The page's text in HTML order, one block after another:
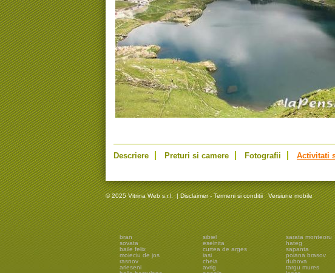
Descriere Preturi si camere Fotografii Activitati
© 2025 Vitrina Web s.r.l. |Disclaimer - Termeni si conditii Versiune mobile
bran
sovata
baile felix
moieciu de jos
rasnov
arieseni
sibiel
eselnita
curtea de arges
iasi
cheia
avrig
sarata monteoru
hateg
sapanta
poiana brasov
dubova
targu mures